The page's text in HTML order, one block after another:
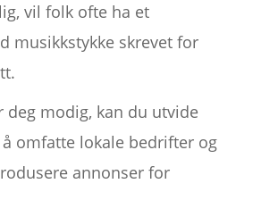
vil folk ofte ha et
musikkstykke skrevet for
deg modig, kan du utvide
omfatte lokale bedrifter og
annonser for